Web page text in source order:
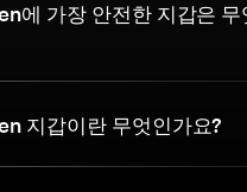
에 가장 안전한 지갑은 무
지갑이란 무엇인가요?